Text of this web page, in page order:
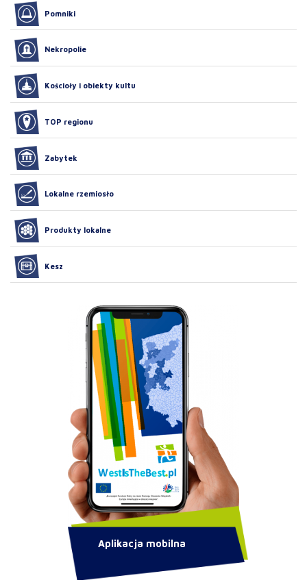
Pomniki
Nekropolie
Kościoły i obiekty kultu
TOP regionu
Zabytek
Lokalne rzemiosło
Produkty lokalne
Kesz
Aplikacja mobilna